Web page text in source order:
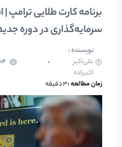
برنامه کارت طلایی ترامپ |
سرمایه‌گذاری در دوره
نویسنده :
علی‌اکبر
اکبرزاده
زمان مطالعه :3 دقیقه